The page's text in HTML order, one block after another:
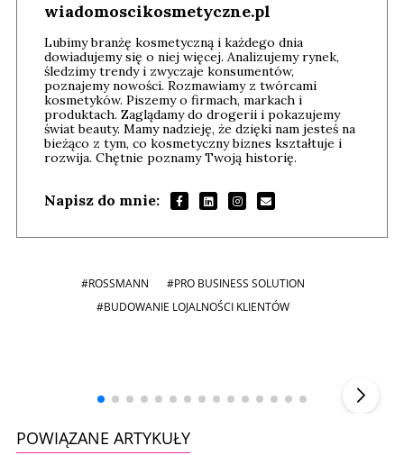
wiadomoscikosmetyczne.pl
Lubimy branżę kosmetyczną i każdego dnia
dowiadujemy się o niej więcej. Analizujemy rynek,
śledzimy trendy i zwyczaje konsumentów,
poznajemy nowości. Rozmawiamy z twórcami
kosmetyków. Piszemy o firmach, markach i
produktach. Zaglądamy do drogerii i pokazujemy
świat beauty. Mamy nadzieję, że dzięki nam jesteś na
bieżąco z tym, co kosmetyczny biznes kształtuje i
rozwija. Chętnie poznamy Twoją historię.
Napisz do mnie:
#ROSSMANN
#PRO BUSINESS SOLUTION
#BUDOWANIE LOJALNOŚCI KLIENTÓW
POWIĄZANE ARTYKUŁY